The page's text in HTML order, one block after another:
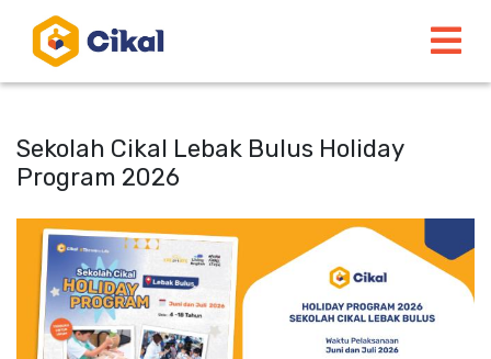
Sekolah Cikal Lebak Bulus Holiday
Program 2026